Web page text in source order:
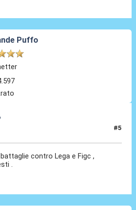
Puffo
#5
contro Lega e Figc ,
.